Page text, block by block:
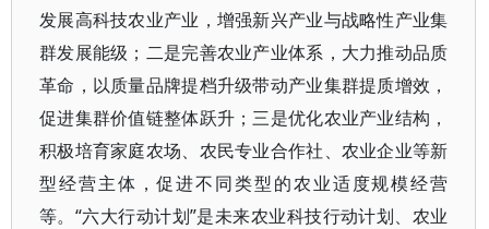
发展高科技农业产业，增强新兴产业与战略性产业集
群发展能级；二是完善农业产业体系，大力推动品质
革命，以质量品牌提档升级带动产业集群提质增效，
促进集群价值链整体跃升；三是优化农业产业结构，
积极培育家庭农场、农民专业合作社、农业企业等新
型经营主体，促进不同类型的农业适度规模经营
等。“六大行动计划”是未来农业科技行动计划、农业